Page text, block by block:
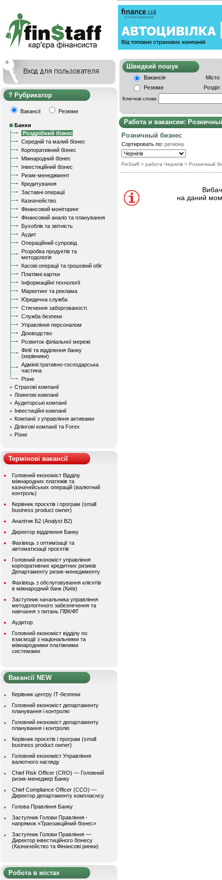
Рубрикатор
Вакансії Резюме
Банки
Роздрібний бізнес
Середній та малий бізнес
Корпоративний бізнес
Міжнародний бізнес
Інвестиційний бізнес
Ризик-менеджмент
Кредитування
Заставні операції
Казначейство
Фінансовий моніторинг
Фінансовий аналіз та планування
Бухоблік та звітність
Аудит
Операційний супровід
Розробка продуктів та
методологія
Касові операції та грошовий обіг
Платіжні картки
Інформаційні технології
Маркетинг та реклама
Юридична служба
Стягнення заборгованості
Служба безпеки
Управління персоналом
Діловодство
Розвиток філіальної мережі
Філії та відділення банку
(керівники)
Адміністративно-господарська
частина
Різне
Страхові компанії
Лізингові компанії
Аудиторські компанії
Інвестиційні компанії
Компанії з управління активами
Ділінгові компанії та Forex
Різне
Термінові вакансії
Головний економіст Відділу
міжнародних платежів та
казначейських операцій (валютний
контроль)
Керівник проєктів і програм (small
business product owner)
Аналітик Б2 (Analyst B2)
Директор відділення Банку
Фахівець з оптимізації та
автоматизації проєктів
Головний економіст управління
корпоративних кредитних ризиків
Департаменту ризик-менеджменту
Фахівець з обслуговування клієнтів
в міжнародний банк (Київ)
Заступник начальника управління
методологічного забезпечення та
навчання з питань ПВК/ФТ
Аудитор
Головний економіст відділу по
взаємодії з національними та
міжнародними платіжними
системами
Вакансії NEW
Керівник центру ІТ-безпеки
Головний економіст департаменту
планування і контролю
Головний економіст департаменту
планування і контролю
Керівник проєктів і програм (small
business product owner)
Головний економіст Управління
валютного нагляду
Chief Risk Officer (CRO) — Головний
ризик-менеджер Банку
Chief Compliance Officer (CCO) —
Директор департаменту комплаєнсу
Голова Правління Банку
Заступник Голови Правління -
напрямок «Транзакційний бізнес»
Заступник Голови Правління —
Директор інвестиційного бізнесу
(Казначейство та Фінансові ринки)
Робота в містах
Швидкий
Вакансія
Місто
Резюме
Розділ
Ключові слова
Работа и вакансии:
Розничный бизнес
Сортировать по: региону
FinStaff > работа Чернігів > Розничный
на даний